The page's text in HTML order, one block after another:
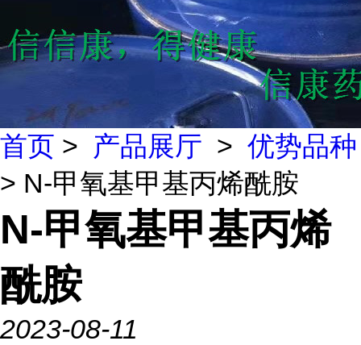
首页 > 产品展厅 > 优势品种
> N-甲氧基甲基丙烯酰胺
N-甲氧基甲基丙烯
酰胺
2023-08-11